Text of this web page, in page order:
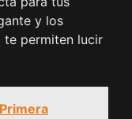
y los
te permiten lucir